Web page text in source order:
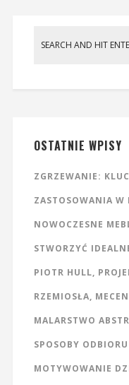
OSTATNIE WPISY
ZGRZEWANIE:
ZASTOSOWANIA W
NOWOCZESNE
STWORZYĆ
PIOTR HULL,
RZEMIOSŁA,
MALARSTWO
SPOSOBY ODBIORU
MOTYWOWANIE